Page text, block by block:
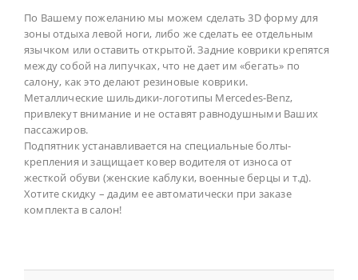
По Вашему пожеланию мы можем сделать 3D форму для
зоны отдыха левой ноги, либо же сделать ее отдельным
язычком или оставить открытой. Задние коврики крепятся
между собой на липучках, что не дает им «бегать» по
салону, как это делают резиновые коврики.
Металлические шильдики-логотипы Mercedes-Benz,
привлекут внимание и не оставят равнодушными Ваших
пассажиров.
Подпятник устанавливается на специальные болты-
крепления и защищает ковер водителя от износа от
жесткой обуви (женские каблуки, военные берцы и т.д).
Хотите скидку – дадим ее автоматически при заказе
комплекта в салон!